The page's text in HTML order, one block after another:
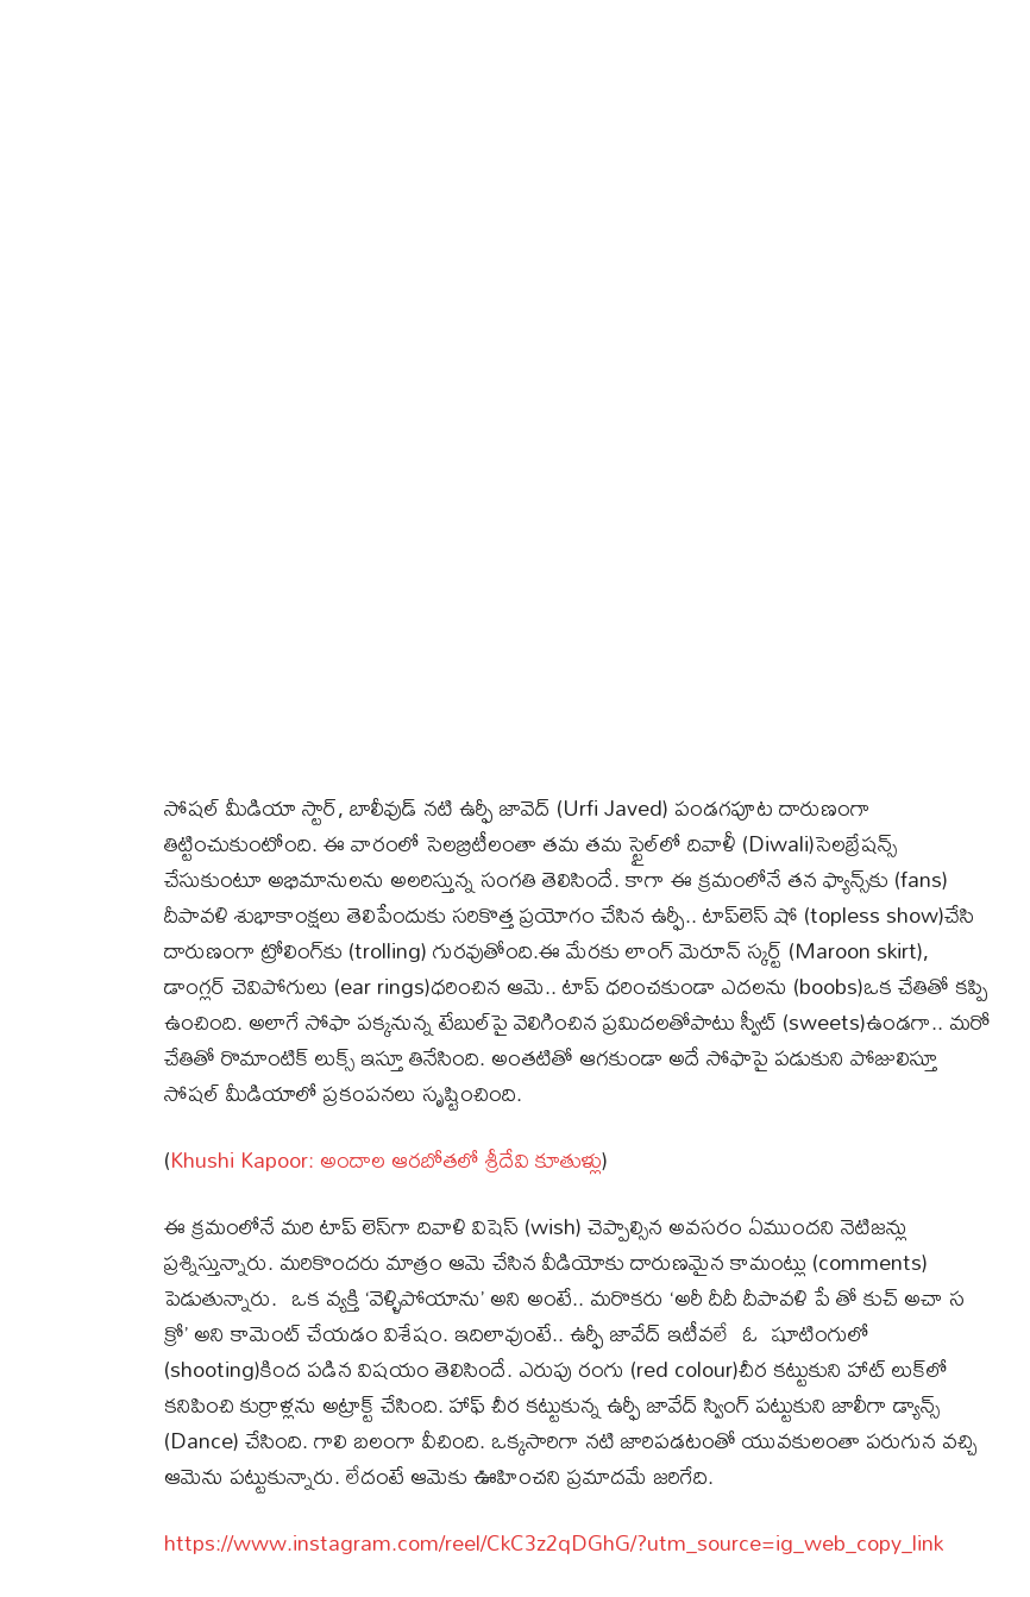
సోషల్ మీడియా స్టార్‌, బాలీవుడ్ నటి ఉర్ఫీ జావెద్ (Urfi Javed) పండగపూట దారుణంగా
తిట్టించుకుంటోంది. ఈ వారంలో సెలబ్రిటీలంతా తమ తమ స్టైల్‌లో దివాళీ (Diwali)సెలబ్రేషన్స్
చేసుకుంటూ అభిమానులను అలరిస్తున్న సంగతి తెలిసిందే. కాగా ఈ క్రమంలోనే తన ఫ్యాన్స్‌కు (fans)
దీపావళి శుభాకాంక్షలు తెలిపేందుకు సరికొత్త ప్రయోగం చేసిన ఉర్ఫీ.. టాప్‌లెస్‌ షో (topless show)చేసి
దారుణంగా ట్రోలింగ్‌కు (trolling) గురవుతోంది.ఈ మేరకు లాంగ్ మెరూన్ స్కర్ట్ (Maroon skirt),
డాంగ్లర్ చెవిపోగులు (ear rings)ధరించిన ఆమె.. టాప్ ధరించకుండా ఎదలను (boobs)ఒక చేతితో కప్పి
ఉంచింది. అలాగే సోఫా పక్కనున్న టేబుల్‌పై వెలిగించిన ప్రమిదలతోపాటు స్వీట్ (sweets)ఉండగా.. మరో
చేతితో రొమాంటిక్ లుక్స్ ఇస్తూ తినేసింది. అంతటితో ఆగకుండా అదే సోఫాపై పడుకుని పోజులిస్తూ
సోషల్ మీడియాలో ప్రకంపనలు సృష్టించింది.
(Khushi Kapoor: అందాల ఆరబోతలో శ్రీదేవి కూతుళ్లు)
ఈ క్రమంలోనే మరి టాప్ లెస్‌గా దివాళి విషెస్ (wish) చెప్పాల్సిన అవసరం ఏముందని నెటిజన్లు
ప్రశ్నిస్తున్నారు. మరికొందరు మాత్రం ఆమె చేసిన వీడియోకు దారుణమైన కామంట్లు (comments)
పెడుతున్నారు. ఒక వ్యక్తి ‘వెళ్ళిపోయాను’ అని అంటే.. మరొకరు ‘అరీ దీదీ దీపావళి పే తో కుచ్ అచా స
క్రో’ అని కామెంట్ చేయడం విశేషం. ఇదిలావుంటే.. ఉర్ఫీ జావేద్ ఇటీవలే ఓ షూటింగులో
(shooting)కింద పడిన విషయం తెలిసిందే. ఎరుపు రంగు (red colour)చీర కట్టుకుని హాట్ లుక్‌లో
కనిపించి కుర్రాళ్లను అట్రాక్ట్ చేసింది. హాఫ్ చీర కట్టుకున్న ఉర్ఫీ జావేద్ స్వింగ్ పట్టుకుని జాలీగా డ్యాన్స్
(Dance) చేసింది. గాలి బలంగా వీచింది. ఒక్కసారిగా నటి జారిపడటంతో యువకులంతా పరుగున వచ్చి
ఆమెను పట్టుకున్నారు. లేదంటే ఆమెకు ఊహించని ప్రమాదమే జరిగేది.
https://www.instagram.com/reel/CkC3z2qDGhG/?utm_source=ig_web_copy_link